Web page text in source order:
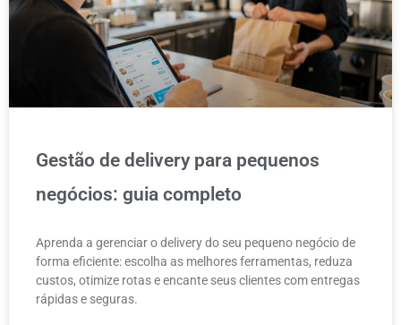
Gestão de delivery para pequenos
negócios: guia completo
Aprenda a gerenciar o delivery do seu pequeno negócio de
forma eficiente: escolha as melhores ferramentas, reduza
custos, otimize rotas e encante seus clientes com entregas
rápidas e seguras.